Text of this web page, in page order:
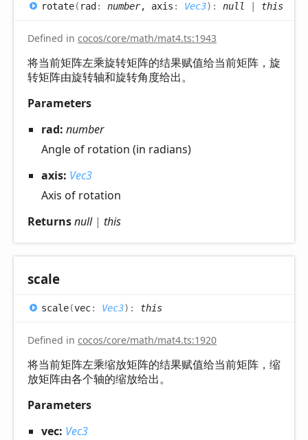
rotate( rad : number, axis : Vec3) : null this
Defined in cocos/core/math/mat4.ts:1943
将当前矩阵左乘旋转矩阵的结果赋值给当前矩阵，旋
转矩阵由旋转轴和旋转角度给出。
Parameters
rad: number
Angle of rotation (in radians)
axis: Vec3
Axis of rotation
Returnsnull| this
scale
scale(vec: Vec3) : this
Defined in cocos/core/math/mat4.ts:1920
将当前矩阵左乘缩放矩阵的结果赋值给当前矩阵，缩
放矩阵由各个轴的缩放给出。
Parameters
vec: Vec3